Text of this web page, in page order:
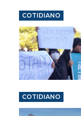
COTIDIANO
COTIDIANO